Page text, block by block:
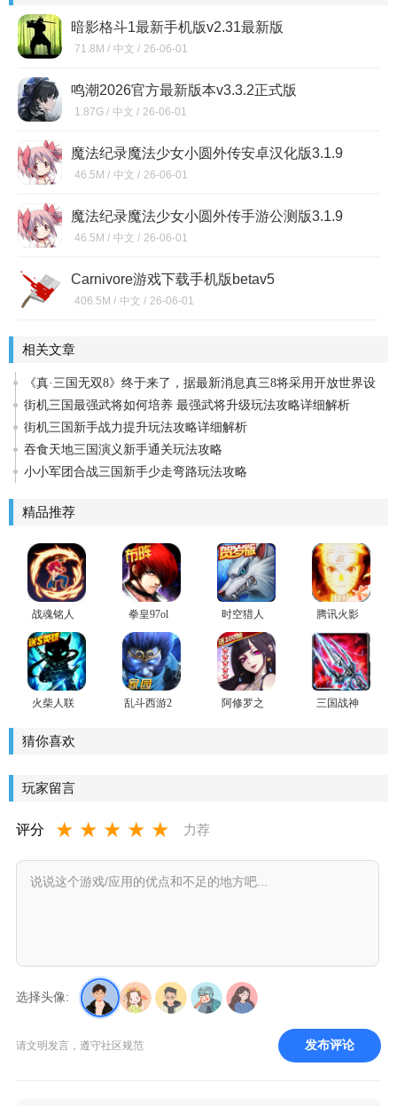
暗影格斗1最新手机版v2.31最新版
71.8M / 中文 / 26-06-01
鸣潮2026官方最新版本v3.3.2正式版
1.87G / 中文 / 26-06-01
魔法纪录魔法少女小圆外传安卓汉化版3.1.9
46.5M / 中文 / 26-06-01
魔法纪录魔法少女小圆外传手游公测版3.1.9
46.5M / 中文 / 26-06-01
Carnivore游戏下载手机版betav5
406.5M / 中文 / 26-06-01
相关文章
《真·三国无双8》终于来了，据最新消息真三8将采用开放世界设
计街机三国最强武将如何培养 最强武将升级玩法攻略详细解析
街机三国新手战力提升玩法攻略详细解析
吞食天地三国演义新手通关玩法攻略
小小军团合战三国新手少走弯路玩法攻略
精品推荐
战魂铭人
安卓版
拳皇97ol 时空猎人
腾讯火影
忍者手游
火柴人联
乱斗西游2
阿修罗之
三国战神
猜你喜欢
玩家留言
评分 ★ ★ ★ ★ ★ 力荐
选择头像:
请文明发言，遵守社区规范 发布评论